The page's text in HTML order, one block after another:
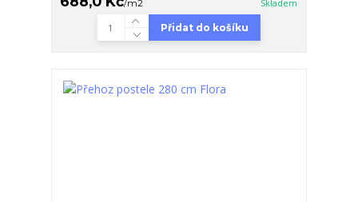
/m2 Skladem
Přidat do košíku